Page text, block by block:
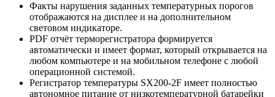
Факты нарушения заданных температурных порогов
отображаются на дисплее и на дополнительном
световом индикаторе.
PDF отчёт терморегистратора формируется
автоматически и имеет формат, который открывается на
любом компьютере и на мобильном телефоне с любой
операционной системой.
Регистратор температуры SX200-2F имеет полностью
автономное питание от низкотемпературной батарейки